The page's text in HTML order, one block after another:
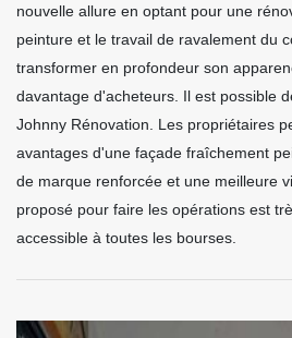
nouvelle allure en optant pour une
peinture et le travail de ravalement du
transformer en profondeur son
davantage d'acheteurs. Il est possible
Johnny Rénovation. Les propriétaires
avantages d'une façade fraîchement
de marque renforcée et une meilleure
proposé pour faire les opérations est
accessible à toutes les bourses.